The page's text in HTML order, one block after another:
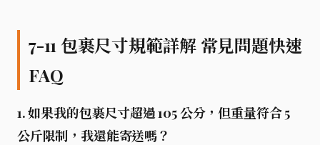
7-11 包裹尺寸規範詳解 常見問題快速
FAQ
1. 如果我的包裹尺寸超過 105 公分，但重量符合 5
公斤限制，我還能寄送嗎？